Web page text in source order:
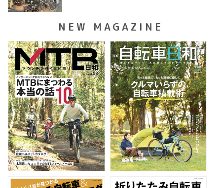
NEW MAGAZINE